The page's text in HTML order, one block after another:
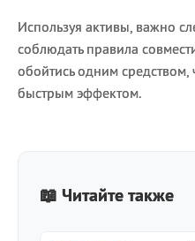
Используя активы, важно
соблюдать правила
обойтись одним средством,
быстрым эффектом.
📖 Читайте также